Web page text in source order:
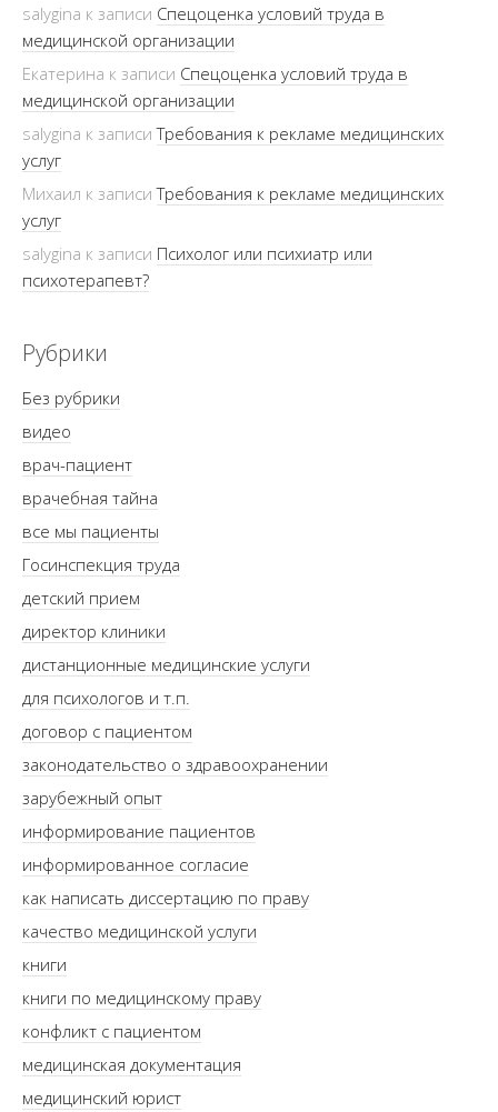
salygina к записи Спецоценка условий труда в
медицинской организации
Екатерина к записи Спецоценка условий труда в
медицинской организации
salygina к записиТребования к рекламе медицинских
услуг
Михаил к записиТребования к рекламе медицинских
услуг
salygina к записи Психолог или психиатр или
психотерапевт?
Рубрики
Без рубрики
видео
врач-пациент
врачебная тайна
все мы пациенты
Госинспекция труда
детский прием
директор клиники
дистанционные медицинские услуги
для психологов и т.п.
договор с пациентом
законодательство о здравоохранении
зарубежный опыт
информирование пациентов
информированное согласие
как написать диссертацию по праву
качество медицинской услуги
книги
книги по медицинскому праву
конфликт с пациентом
медицинская документация
медицинский юрист